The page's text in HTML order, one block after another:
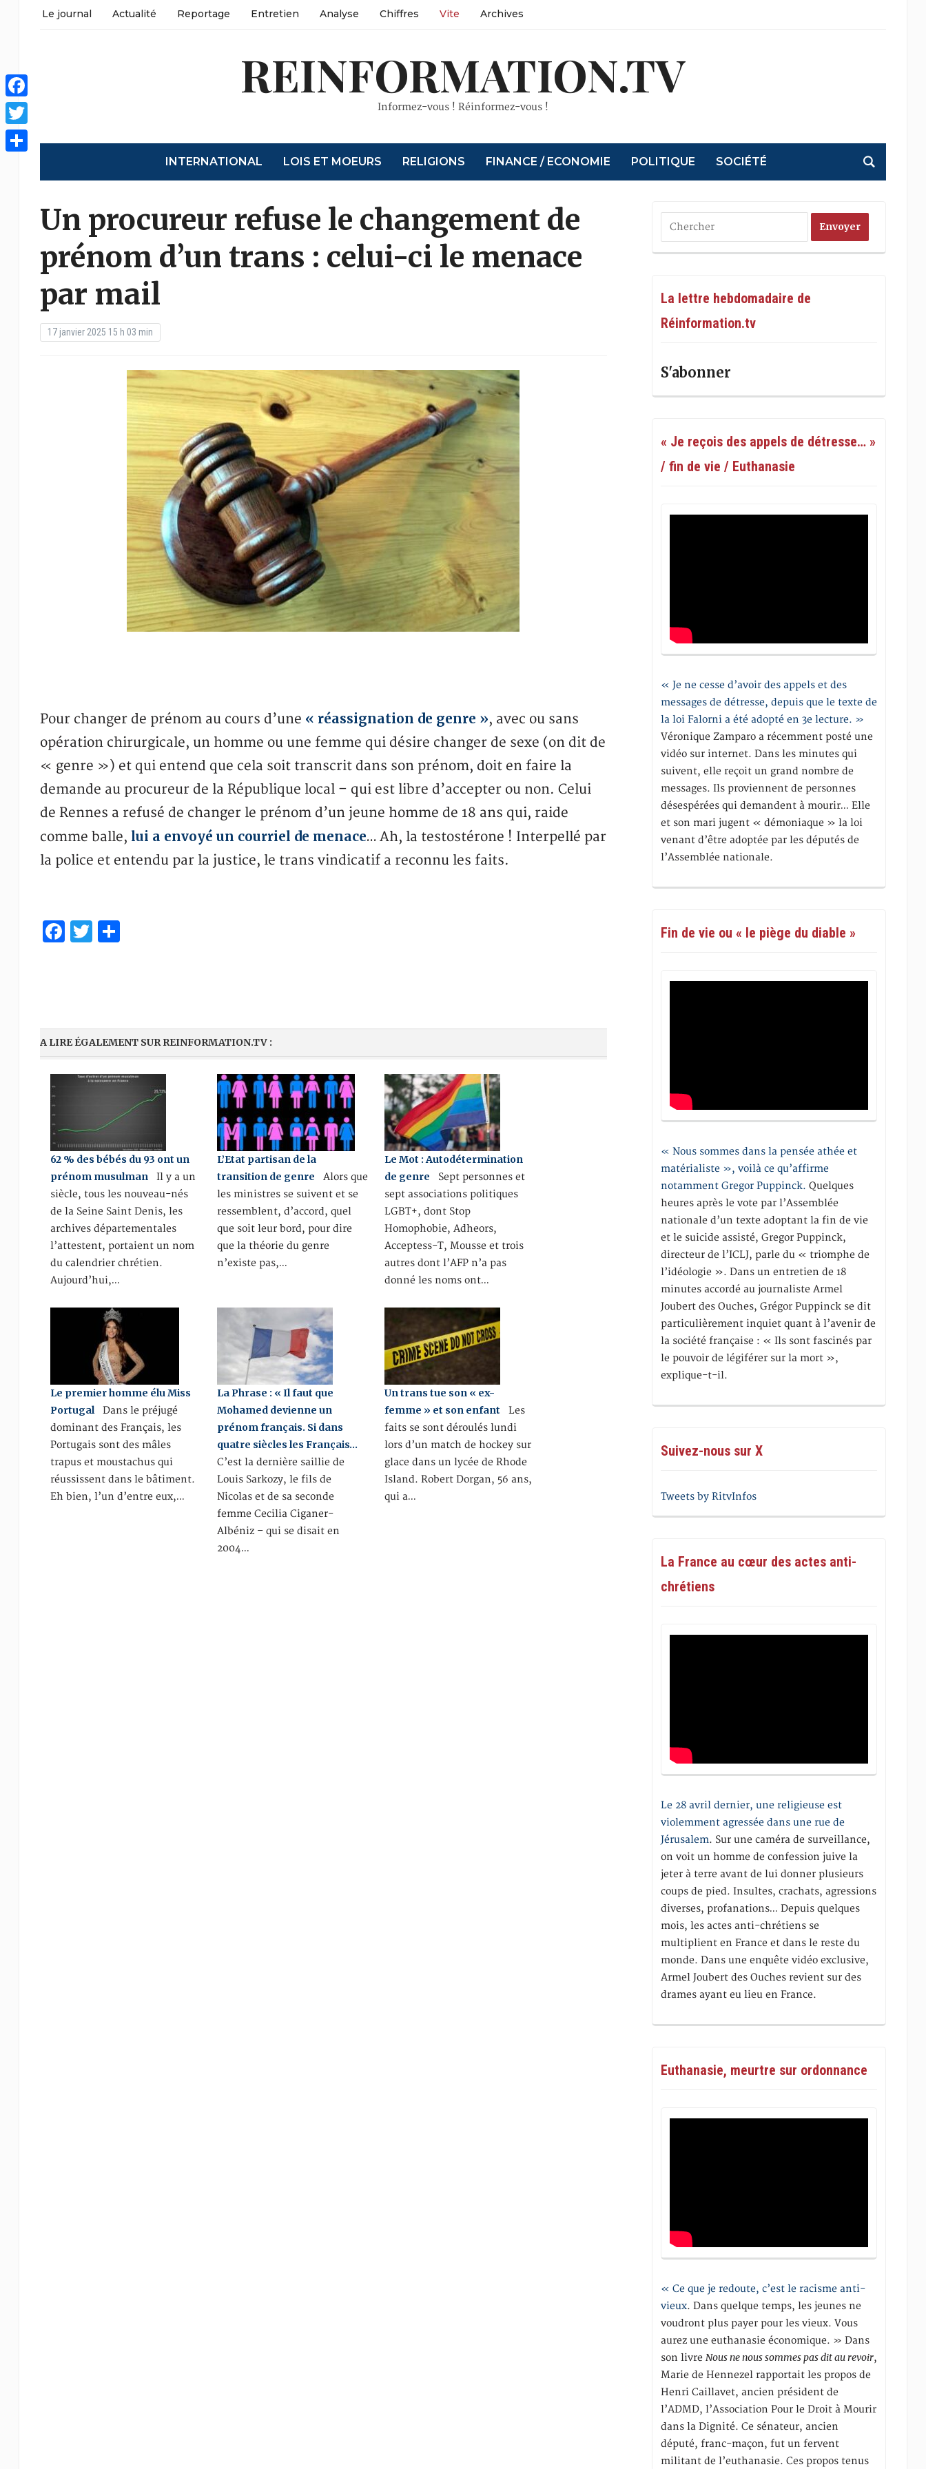
Le journal Actualité Reportage Entretien Analyse Chiffres Vite Archives
REINFORMATION.TV
Informez-vous ! Réinformez-vous !
INTERNATIONAL LOIS ET MOEURS RELIGIONS FINANCE / ECONOMIE POLITIQUE SOCIÉTÉ
Un procureur refuse le changement de
prénom d’un trans : celui-ci le menace
par mail
17 janvier 2025 15 h 03 min
Pour changer de prénom au cours d’une « réassignation de genre », avec ou sans
opération chirurgicale, un homme ou une femme qui désire changer de sexe (on dit de
« genre ») et qui entend que cela soit transcrit dans son prénom, doit en faire la
demande au procureur de la République local – qui est libre d’accepter ou non. Celui
de Rennes a refusé de changer le prénom d’un jeune homme de 18 ans qui, raide
comme balle, lui a envoyé un courriel de menace… Ah, la testostérone ! Interpellé par
la police et entendu par la justice, le trans vindicatif a reconnu les faits.
Facebook
Twitter
Partager
A LIRE ÉGALEMENT SUR REINFORMATION.TV :
62 % des bébés du 93 ont un
prénom musulmanIl y a un
siècle, tous les nouveau-nés
de la Seine Saint Denis, les
archives départementales
l’attestent, portaient un nom
du calendrier chrétien.
Aujourd’hui,…
L’Etat partisan de la
transition de genre Alors que
les ministres se suivent et se
ressemblent, d’accord, quel
que soit leur bord, pour dire
que la théorie du genre
n’existe pas,…
Le Mot : Autodétermination
de genre Sept personnes et
sept associations politiques
LGBT+, dont Stop
Homophobie, Adheors,
Acceptess-T, Mousse et trois
autres dont l’AFP n’a pas
donné les noms ont…
Le premier homme élu Miss
PortugalDans le préjugé
dominant des Français, les
Portugais sont des mâles
trapus et moustachus qui
réussissent dans le bâtiment.
Eh bien, l’un d’entre eux,…
La Phrase : « Il faut que
Mohamed devienne un
prénom français. Si dans
quatre siècles les Français…
C’est la dernière saillie de
Louis Sarkozy, le fils de
Nicolas et de sa seconde
femme Cecilia Ciganer-
Albéniz – qui se disait en
2004…
Un trans tue son « ex-
femme » et son enfant Les
faits se sont déroulés lundi
lors d’un match de hockey sur
glace dans un lycée de Rhode
Island. Robert Dorgan, 56 ans,
qui a…
La lettre hebdomadaire de
Réinformation.tv
S'abonner
« Je reçois des appels de détresse… »
/ fin de vie / Euthanasie
« Je ne cesse d’avoir des appels et des
messages de détresse, depuis que le texte de
la loi Falorni a été adopté en 3e lecture. »
Véronique Zamparo a récemment posté une
vidéo sur internet. Dans les minutes qui
suivent, elle reçoit un grand nombre de
messages. Ils proviennent de personnes
désespérées qui demandent à mourir… Elle
et son mari jugent « démoniaque » la loi
venant d’être adoptée par les députés de
l’Assemblée nationale.
Fin de vie ou « le piège du diable »
« Nous sommes dans la pensée athée et
matérialiste », voilà ce qu’affirme
notamment Gregor Puppinck. Quelques
heures après le vote par l’Assemblée
nationale d’un texte adoptant la fin de vie
et le suicide assisté, Gregor Puppinck,
directeur de l’ICLJ, parle du « triomphe de
l’idéologie ». Dans un entretien de 18
minutes accordé au journaliste Armel
Joubert des Ouches, Grégor Puppinck se dit
particulièrement inquiet quant à l’avenir de
la société française : « Ils sont fascinés par
le pouvoir de légiférer sur la mort »,
explique-t-il.
Suivez-nous sur X
Tweets by RitvInfos
La France au cœur des actes anti-
chrétiens
Le 28 avril dernier, une religieuse est
violemment agressée dans une rue de
Jérusalem. Sur une caméra de surveillance,
on voit un homme de confession juive la
jeter à terre avant de lui donner plusieurs
coups de pied. Insultes, crachats, agressions
diverses, profanations… Depuis quelques
mois, les actes anti-chrétiens se
multiplient en France et dans le reste du
monde. Dans une enquête vidéo exclusive,
Armel Joubert des Ouches revient sur des
drames ayant eu lieu en France.
Euthanasie, meurtre sur ordonnance
« Ce que je redoute, c’est le racisme anti-
vieux. Dans quelque temps, les jeunes ne
voudront plus payer pour les vieux. Vous
aurez une euthanasie économique. » Dans
son livreNous ne nous sommes pas dit au revoir,
Marie de Hennezel rapportait les propos de
Henri Caillavet, ancien président de
l’ADMD, l’Association Pour le Droit à Mourir
dans la Dignité. Ce sénateur, ancien
député, franc-maçon, fut un fervent
militant de l’euthanasie. Ces propos tenus
Facebook
Twitter